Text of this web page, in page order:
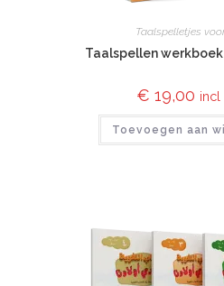
Taalspelletjes
€ 19,00 incl
Toevoegen aan